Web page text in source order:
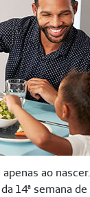
ao
14ª semana